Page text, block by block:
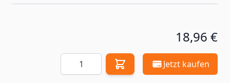
18,96 €
Menge Jetzt kaufen